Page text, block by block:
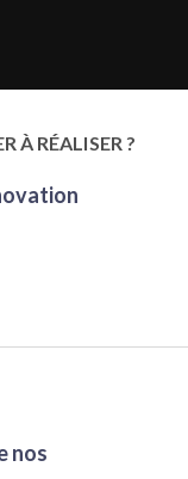
À RÉALISER ?
nos